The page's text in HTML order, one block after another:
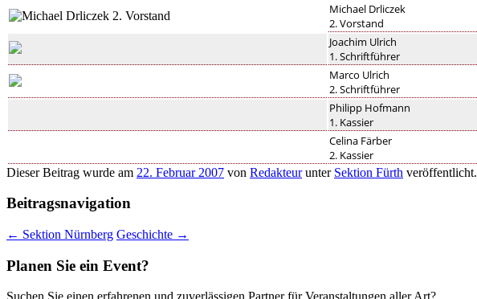
Michael Drliczek
2. Vorstand
Joachim Ulrich
1. Schriftführer
Marco Ulrich
2. Schriftführer
Philipp Hofmann
1. Kassier
Celina Färber
2. Kassier
Dieser Beitrag wurde am 22. Februar 2007 von Redakteurunter Sektion Fürth veröffentlicht.
Beitragsnavigation
← Sektion Nürnberg Geschichte →
Planen Sie ein Event?